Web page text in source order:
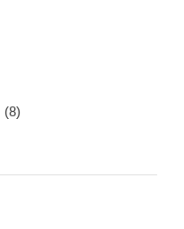
(8)